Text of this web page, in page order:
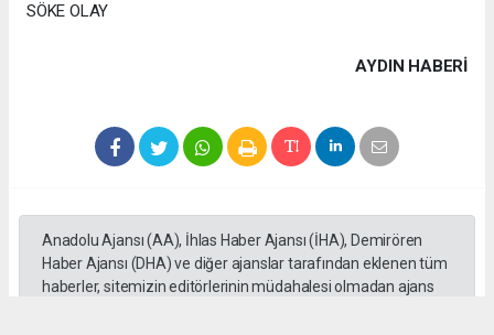
SÖKE OLAY
AYDIN HABERİ
Anadolu Ajansı (AA), İhlas Haber Ajansı (İHA), Demirören
Haber Ajansı (DHA) ve diğer ajanslar tarafından eklenen tüm
haberler, sitemizin editörlerinin müdahalesi olmadan ajans